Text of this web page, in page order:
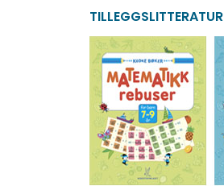
TILLEGGSLITTERATUR